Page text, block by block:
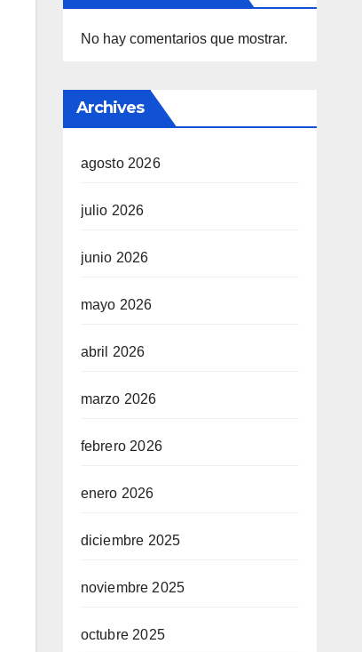
No hay comentarios que mostrar.
Archives
agosto 2026
julio 2026
junio 2026
mayo 2026
abril 2026
marzo 2026
febrero 2026
enero 2026
diciembre 2025
noviembre 2025
octubre 2025